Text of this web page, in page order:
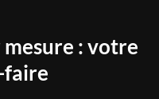
: votre
faire